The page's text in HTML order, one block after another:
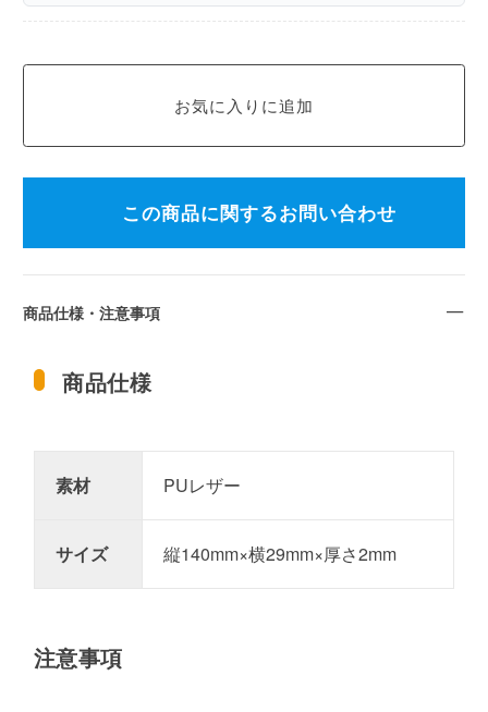
この商品に関するお問い合わせ
商品仕様・注意事項
商品仕様
素材 PUレザー
サイズ 縦140mm×横29mm×厚さ2mm
注意事項